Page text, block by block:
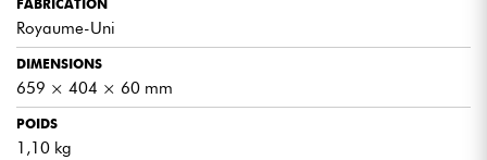
FABRICATION
Royaume-Uni
DIMENSIONS
659 × 404 × 60 mm
POIDS
1,10 kg